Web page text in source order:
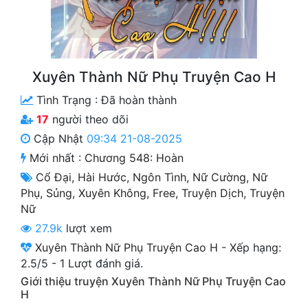
Truyện Nhập Môn
Truyện ngắn
Xa Lộ Dịch
Cung Đấu
Cạnh Kỹ
Cổ Tiên Hiệp
Cổ Đại
Du Hí
Dã Sử
Dị Giới
Xuyên Thành Nữ Phụ Truyện Cao H
Tình Trạng :Đã hoàn thành
17 người theo dõi
Cập Nhật 09:34 21-08-2025
Mới nhất : Chương 548: Hoàn
Cổ Đại, Hài Hước, Ngôn Tình, Nữ Cường, Nữ
Phụ, Sủng, Xuyên Không, Free, Truyện Dịch, Truyện
Nữ
27.9k lượt xem
Xuyên Thành Nữ Phụ Truyện Cao H - Xếp hạng:
2.5/5 - 1 Lượt đánh giá.
Giới thiệu truyện Xuyên Thành Nữ Phụ Truyện Cao
H